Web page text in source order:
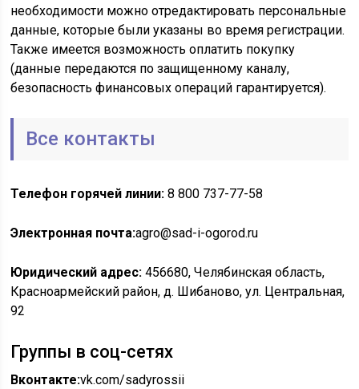
необходимости можно отредактировать персональные
данные, которые были указаны во время регистрации.
Также имеется возможность оплатить покупку
(данные передаются по защищенному каналу,
безопасность финансовых операций гарантируется).
Все контакты
Телефон горячей линии: 8 800 737-77-58
Электронная почта:agro@sad-i-ogorod.ru
Юридический адрес: 456680, Челябинская область,
Красноармейский район, д. Шибаново, ул. Центральная,
92
Группы в соц-сетях
Вконтакте:vk.com/sadyrossii